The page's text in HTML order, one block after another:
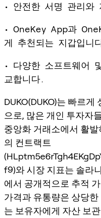
• 안전한 서명 관리와
• OneKey App과
게 추천되는 지갑입니
• 다양한 소프트웨어
교합니다.
DUKO(DUKO)는 빠르
으로, 많은 개인 투자자
중앙화 거래소에서 활
의 컨트랙트
f9)와 시장 지표는 솔라
에서 공개적으로 추적
가격과 유통량은 상당
는 보유자에게 자산 보